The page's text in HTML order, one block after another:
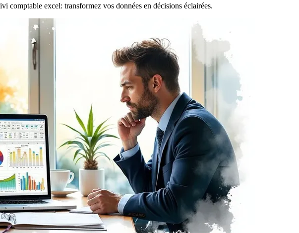
comptable excel: transformez vos données en décisions éclairées.